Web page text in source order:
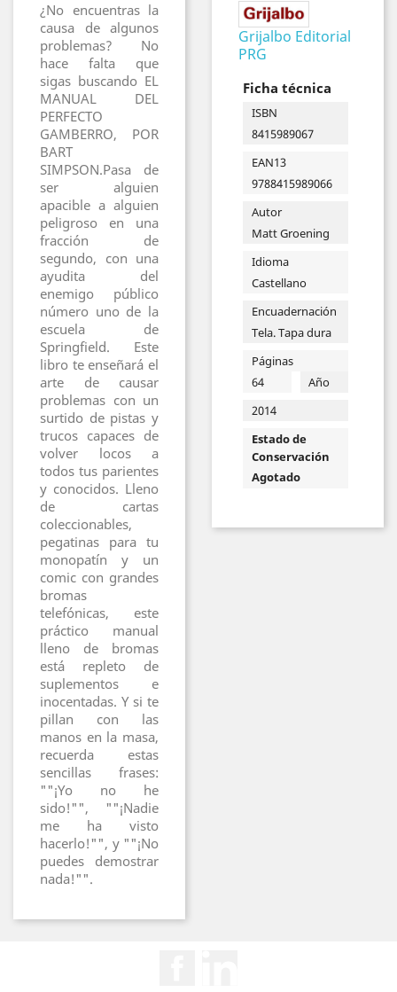
¿No encuentras la
causa de algunos
problemas? No
hace falta que
sigas buscando EL
MANUAL DEL
PERFECTO
GAMBERRO, POR
BART
SIMPSON.Pasa de
ser alguien
apacible a alguien
peligroso en una
fracción de
segundo, con una
ayudita del
enemigo público
número uno de la
escuela de
Springfield. Este
libro te enseñará el
arte de causar
problemas con un
surtido de pistas y
trucos capaces de
volver locos a
todos tus parientes
y conocidos. Lleno
de cartas
coleccionables,
pegatinas para tu
monopatín y un
comic con grandes
bromas
telefónicas, este
práctico manual
lleno de bromas
está repleto de
suplementos e
inocentadas. Y si te
pillan con las
manos en la masa,
recuerda estas
sencillas frases:
""¡Yo no he
sido!"", ""¡Nadie
me ha visto
hacerlo!"", y ""¡No
puedes demostrar
nada!"".
Grijalbo Editorial
PRG
Ficha técnica
ISBN
8415989067
EAN13
9788415989066
Autor
Matt Groening
Idioma
Castellano
Encuadernación
Tela. Tapa dura
Páginas
64
Año
2014
Estado de
Conservación
Agotado